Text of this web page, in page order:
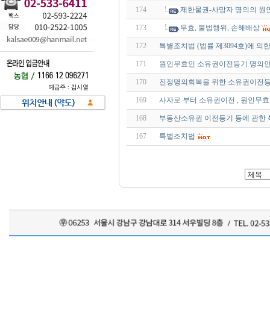
174 제한물권-사망자 명의의 원
173 무효, 불법행위, 손해배상
172 특별조치법 (법률 제3094호)에 의
171 원인무효인 소유권이전등기 명의
170 진정명의회복을 위한 소유권이전
169 사자로 부터 소유권이전 , 원인무
168 부동산소유권 이전등기 등에 관
167 특별조치법